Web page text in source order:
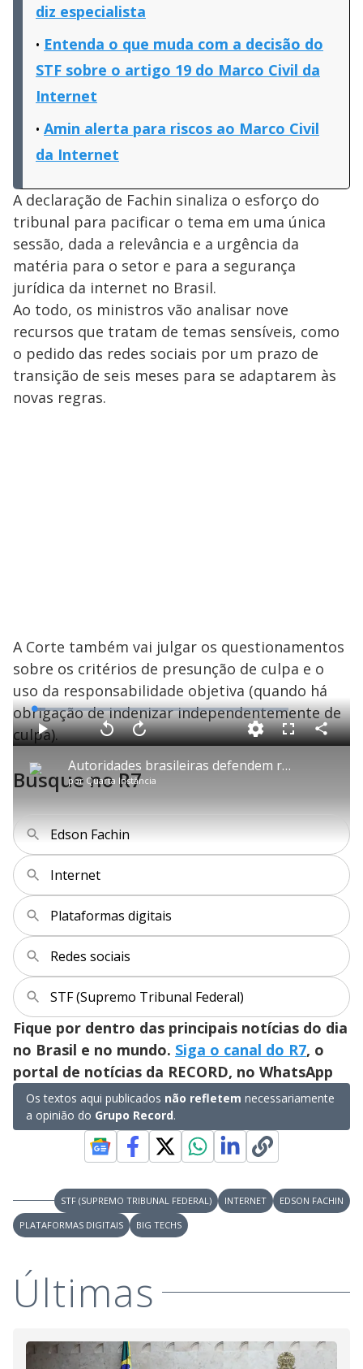
diz especialista
Entenda o que muda com a decisão do
STF sobre o artigo 19 do Marco Civil da
Internet
Amin alerta para riscos ao Marco Civil
da Internet
A declaração de Fachin sinaliza o esforço do
tribunal para pacificar o tema em uma única
sessão, dada a relevância e a urgência da
matéria para o setor e para a segurança
jurídica da internet no Brasil.
Ao todo, os ministros vão analisar nove
recursos que tratam de temas sensíveis, como
o pedido das redes sociais por um prazo de
transição de seis meses para se adaptarem às
novas regras.
A Corte também vai julgar os questionamentos
sobre os critérios de presunção de culpa e o
uso da responsabilidade objetiva (quando há
obrigação de indenizar independentemente de
culpa).
P
l
a
y
V
i
d
e
o
Autoridades brasileiras defendem regulação de plataformas digitais durante Fórum de Lisboa
por Quarta Instância
P V
t
a
r
1
u
n
o
A
n
ç
a
d
u
o
L
o
a
d
e
4
.
5
F
l
C
o
Busque no R7
Edson Fachin
Internet
Plataformas digitais
Redes sociais
STF (Supremo Tribunal Federal)
Fique por dentro das principais notícias do dia
no Brasil e no mundo. Siga o canal do R7, o
portal de notícias da RECORD, no WhatsApp
Os textos aqui publicados não refletem necessariamente
a opinião do Grupo Record.
STF (SUPREMO TRIBUNAL FEDERAL) INTERNET
EDSON FACHIN
PLATAFORMAS DIGITAIS
BIG TECHS
Últimas